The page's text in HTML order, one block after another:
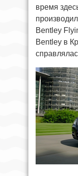
время
Bentley
Bentley в